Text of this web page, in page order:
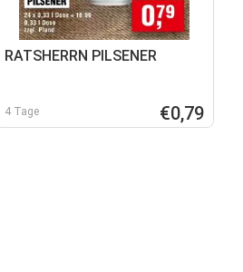
RATSHERRN PILSENER
4 Tage €0,79